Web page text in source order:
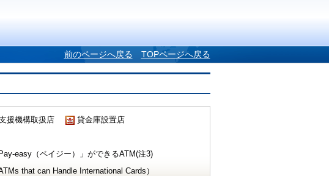
前のページへ戻る TOPページへ戻る
援機構取扱店
貸金庫設置店
easy（ペイジー）」ができるATM(注3)
that can Handle International Cards）